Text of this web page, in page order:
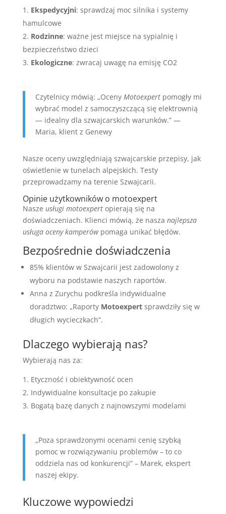
Ekspedycyjni: sprawdzaj moc silnika i systemy
hamulcowe
Rodzinne: ważne jest miejsce na sypialnię i
bezpieczeństwo dzieci
Ekologiczne: zwracaj uwagę na emisję CO2
Czytelnicy mówią: „Oceny Motoexpertpomogły mi
wybrać model z samoczyszczącą się elektrownią
— idealny dla szwajcarskich warunków.” —
Maria, klient z Genewy
Nasze oceny uwzględniają szwajcarskie przepisy, jak
oświetlenie w tunelach alpejskich. Testy
przeprowadzamy na terenie Szwajcarii.
Opinie użytkowników o motoexpert
Nasze usługi motoexpertopierają się na
doświadczeniach. Klienci mówią, że nasza najlepsza
usługa oceny kamperówpomaga unikać błędów.
Bezpośrednie doświadczenia
85% klientów w Szwajcarii jest zadowolony z
wyboru na podstawie naszych raportów.
Anna z Zurychu podkreśla indywidualne
doradztwo: „Raporty Motoexpertsprawdziły się w
długich wycieczkach”.
Dlaczego wybierają nas?
Wybierają nas za:
Etyczność i obiektywność ocen
Indywidualne konsultacje po zakupie
Bogatą bazę danych z najnowszymi modelami
„Poza sprawdzonymi ocenami cenię szybką
pomoc w rozwiązywaniu problemów – to co
oddziela nas od konkurencji” – Marek, ekspert
naszej ekipy.
Kluczowe wypowiedzi